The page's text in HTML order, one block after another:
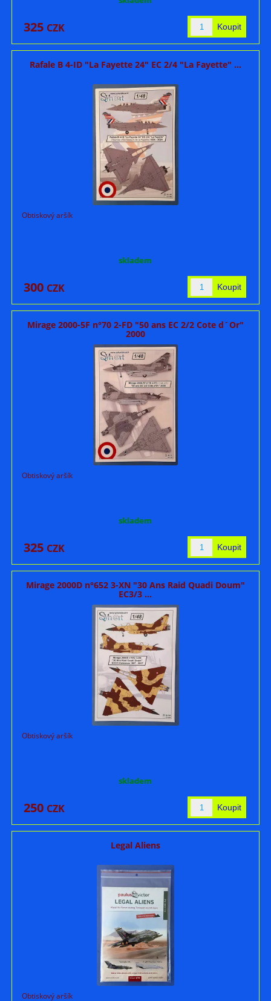
325 CZK
Rafale B 4-ID "La Fayette 24" EC 2/4 "La Fayette" ...
Obtiskový aršík
skladem
300 CZK
Mirage 2000-5F n°70 2-FD "50 ans EC 2/2 Cote d´Or"
2000
Obtiskový aršík
skladem
325 CZK
Mirage 2000D n°652 3-XN "30 Ans Raid Quadi Doum"
EC3/3 ...
Obtiskový aršík
skladem
250 CZK
Legal Aliens
Obtiskový aršík